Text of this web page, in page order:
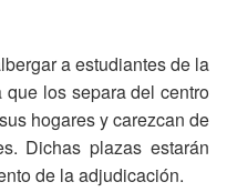
a estudiantes de la
los separa del centro
hogares y carezcan de
Dichas plazas estarán
de la adjudicación.